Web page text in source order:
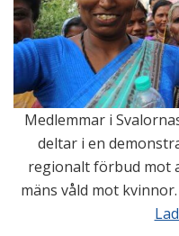
Medlemmar i
deltar i en
regionalt förbud mot
mäns våld mot